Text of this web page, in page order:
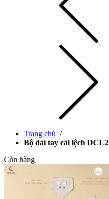
Trang chủ /
Bộ dài tay cài lệch
Còn hàng